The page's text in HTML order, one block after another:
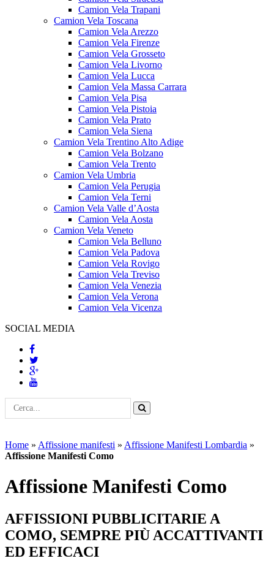
Camion Vela Trapani
Camion Vela Toscana
Camion Vela Arezzo
Camion Vela Firenze
Camion Vela Grosseto
Camion Vela Livorno
Camion Vela Lucca
Camion Vela Massa Carrara
Camion Vela Pisa
Camion Vela Pistoia
Camion Vela Prato
Camion Vela Siena
Camion Vela Trentino Alto Adige
Camion Vela Bolzano
Camion Vela Trento
Camion Vela Umbria
Camion Vela Perugia
Camion Vela Terni
Camion Vela Valle d’Aosta
Camion Vela Aosta
Camion Vela Veneto
Camion Vela Belluno
Camion Vela Padova
Camion Vela Rovigo
Camion Vela Treviso
Camion Vela Venezia
Camion Vela Verona
Camion Vela Vicenza
SOCIAL MEDIA
Home » Affissione manifesti » Affissione Manifesti Lombardia »
Affissione Manifesti Como
Affissione Manifesti Como
AFFISSIONI PUBBLICITARIE A
COMO, SEMPRE PIÙ ACCATTIVANTI
ED EFFICACI